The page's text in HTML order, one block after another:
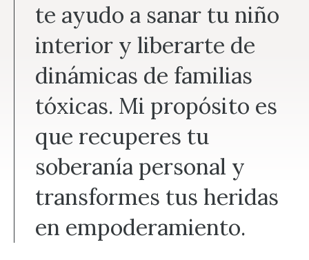
te ayudo a sanar tu niño
interior y liberarte de
dinámicas de familias
tóxicas. Mi propósito es
que recuperes tu
soberanía personal y
transformes tus heridas
en empoderamiento.